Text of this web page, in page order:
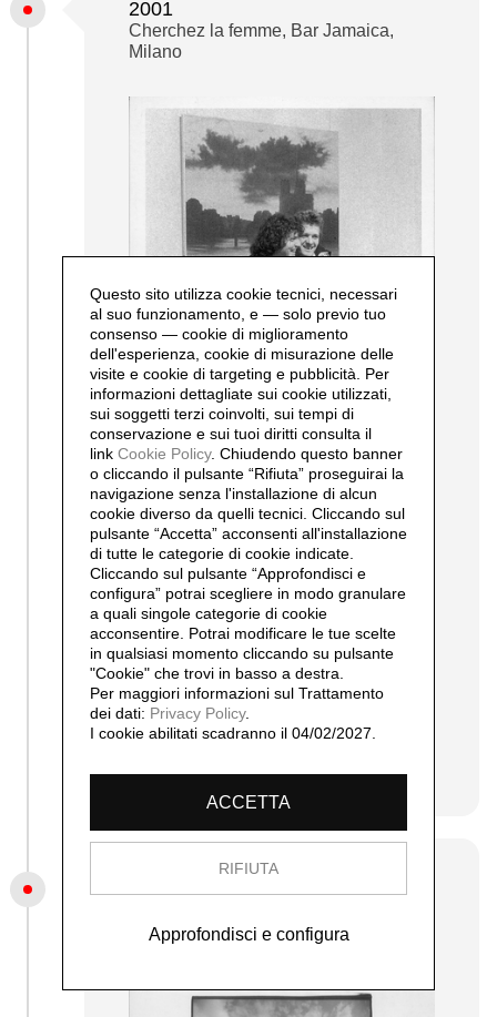
2001
Cherchez la femme, Bar Jamaica,
Milano
Carlo Orsi e Antonio Recalcati
Nella cornice del Bar Jamaica, luogo
da sempre legato alla scena artistica e
culturale milanese, Antonio Recalcati e
Carlo Orsi espongono rispettivamente
pitture e fotografie in cui interpretano,
secondo i diversi linguaggi, il tema del
nudo femminile.
2001
Teatro Franco Parenti, Milano
Questo sito utilizza cookie tecnici, necessari
al suo funzionamento, e — solo previo tuo
consenso — cookie di miglioramento
dell'esperienza, cookie di misurazione delle
visite e cookie di targeting e pubblicità. Per
informazioni dettagliate sui cookie utilizzati,
sui soggetti terzi coinvolti, sui tempi di
conservazione e sui tuoi diritti consulta il
link Cookie Policy. Chiudendo questo banner
o cliccando il pulsante “Rifiuta” proseguirai la
navigazione senza l'installazione di alcun
cookie diverso da quelli tecnici. Cliccando sul
pulsante “Accetta” acconsenti all'installazione
di tutte le categorie di cookie indicate.
Cliccando sul pulsante “Approfondisci e
configura” potrai scegliere in modo granulare
a quali singole categorie di cookie
acconsentire. Potrai modificare le tue scelte
in qualsiasi momento cliccando su pulsante
"Cookie" che trovi in basso a destra.
Per maggiori informazioni sul Trattamento
dei dati: Privacy Policy.
I cookie abilitati scadranno il 04/02/2027.
ACCETTA
RIFIUTA
Approfondisci e configura